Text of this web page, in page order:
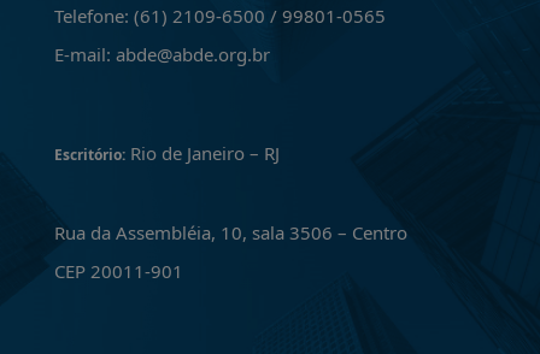
Telefone: (61) 2109-6500 / 99801-0565
E-mail: abde@abde.org.br
Escritório:Rio de Janeiro – RJ
Rua da Assembléia, 10, sala 3506 – Centro
CEP 20011-901